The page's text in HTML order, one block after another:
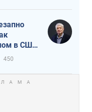
в США
топ-
450